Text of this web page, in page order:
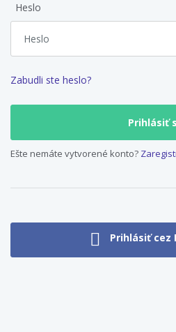
Heslo
Zabudli ste heslo?
Ešte nemáte vytvorené konto?
Prihlásiť cez